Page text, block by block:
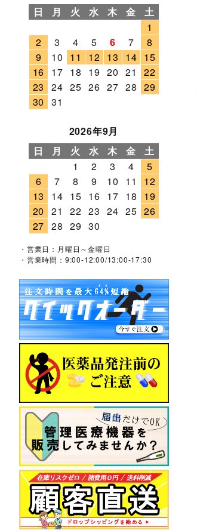
日
月 火 水 木 金
土
1
2
3 4 5 6 7
8
9
10 11 12 13 14 15
16
17 18 19 20 21
22
23
24 25 26 27 28 29
30
31
2026年9月
日
月 火 水 木 金
土
1
2 3 4
5
6
7 8 9 10 11
12
13
14 15 16 17 18
19
20
21 22 23 24 25 26
27 28 29 30
・営業日：月曜日～金曜日
・営業時間：9:00-12:00/13:00-17:30